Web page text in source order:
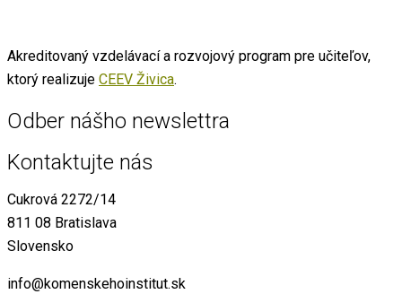
Akreditovaný vzdelávací a rozvojový program pre učiteľov,
ktorý realizuje CEEV Živica.
Odber nášho newslettra
Kontaktujte nás
Cukrová 2272/14
811 08 Bratislava
Slovensko
info@komenskehoinstitut.sk